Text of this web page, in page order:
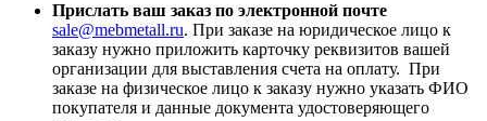
Прислать ваш заказ по электронной почте
sale@mebmetall.ru. При заказе на юридическое лицо к
заказу нужно приложить карточку реквизитов вашей
организации для выставления счета на оплату. При
заказе на физическое лицо к заказу нужно указать ФИО
покупателя и данные документа удостоверяющего